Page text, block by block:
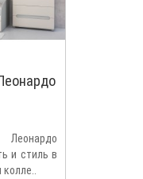
и стиль в